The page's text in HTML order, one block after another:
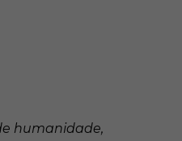
humanidade,